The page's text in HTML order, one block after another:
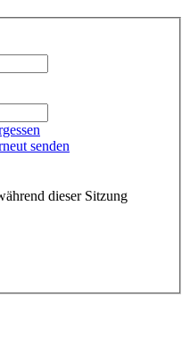
senden
dieser Sitzung